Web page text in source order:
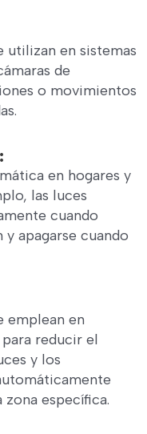
utilizan en sistemas
de
o movimientos
en hogares y
las luces
cuando
apagarse cuando
emplean en
reducir el
y los
específica.